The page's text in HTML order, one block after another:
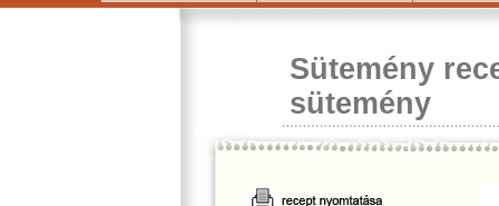
Sütemény
sütemény